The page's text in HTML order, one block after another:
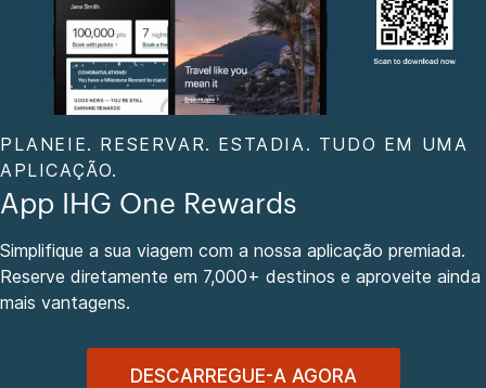
PLANEIE. RESERVAR. ESTADIA. TUDO EM UMA
APLICAÇÃO.
App IHG One Rewards
Simplifique a sua viagem com a nossa aplicação premiada.
Reserve diretamente em 7,000+ destinos e aproveite ainda
mais vantagens.
DESCARREGUE-A AGORA